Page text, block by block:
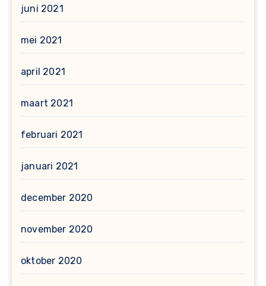
juni 2021
mei 2021
april 2021
maart 2021
februari 2021
januari 2021
december 2020
november 2020
oktober 2020